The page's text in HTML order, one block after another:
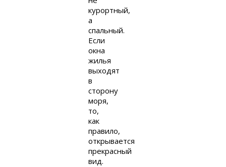
курортный,
а
спальный.
Если
окна
жилья
выходят
в
сторону
моря,
то,
как
правило,
открывается
прекрасный
вид.